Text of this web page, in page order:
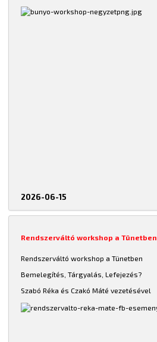
2026-06-15
Rendszerváltó workshop a Tünetben
Rendszerváltó workshop a Tünetben
Bemelegítés, Tárgyalás, Lefejezés?
Szabó Réka és Czakó Máté vezetésével